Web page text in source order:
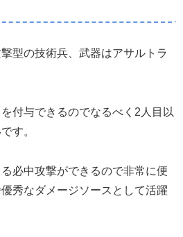
型の技術兵、武器はアサルトラ
付与できるのでなるべく2人目以
す。
必中攻撃ができるので非常に便
秀なダメージソースとして活躍